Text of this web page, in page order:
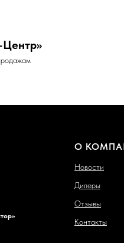
О
Новости
Дилеры
Отзывы
Контакты